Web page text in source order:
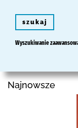
szukaj
Wyszukiwanie
Najnowsze